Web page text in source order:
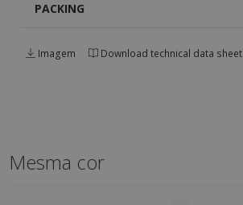
PACKING
Imagem Download technical data sheet
Mesma cor